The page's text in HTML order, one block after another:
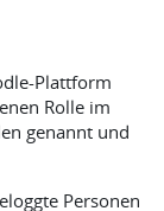
Plattform
Rolle im
genannt und
Personen